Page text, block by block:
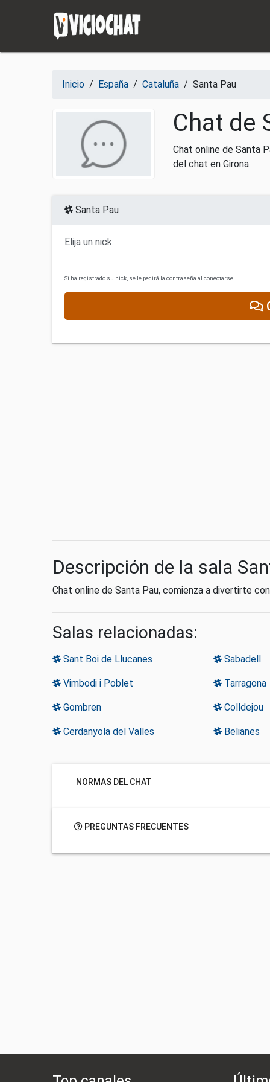
Inicio / España / Cataluña / Santa Pau
Chat de
Chat online de Santa
del chat en Girona.
Santa Pau
Elija un nick:
Si ha registrado su nick, se le pedirá la contraseña al conectarse.
Descripción de la sala
Chat online de Santa Pau, comienza a divertirte
Salas relacionadas:
Sant Boi de Llucanes Sabadell
Vimbodi i Poblet Tarragona
Gombren Colldejou
Cerdanyola del Valles Belianes
NORMAS DEL CHAT
PREGUNTAS FRECUENTES